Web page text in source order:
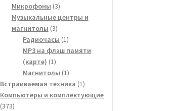
Микрофоны 33
товара
Музыкальные центры и
магнитолы 33
товара
Радиочасы 11
товар
MP3 на флэш памяти
(карте) 11
товар
Магнитолы 11
товар
Встраиваемая техника 11
товар
Компьютеры и комплектующие
373373